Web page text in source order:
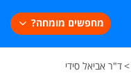
מחפשים מומחה?
>ד"ר אביאל סידי